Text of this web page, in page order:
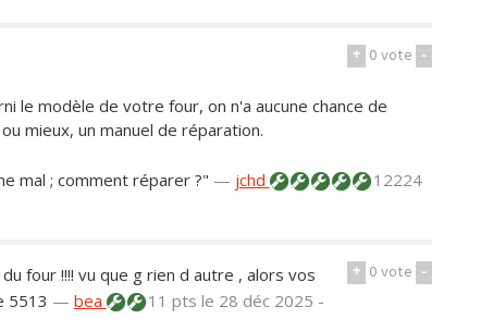
+ 0vote -
le modèle de votre four, on n'a aucune chance de
mieux, un manuel de réparation.
mal ; comment réparer ?" — jchd
12224
+ 0vote -
four !!!! vu que g rien d autre , alors vos
5513 — bea 11 pts le 28 déc 2025 -